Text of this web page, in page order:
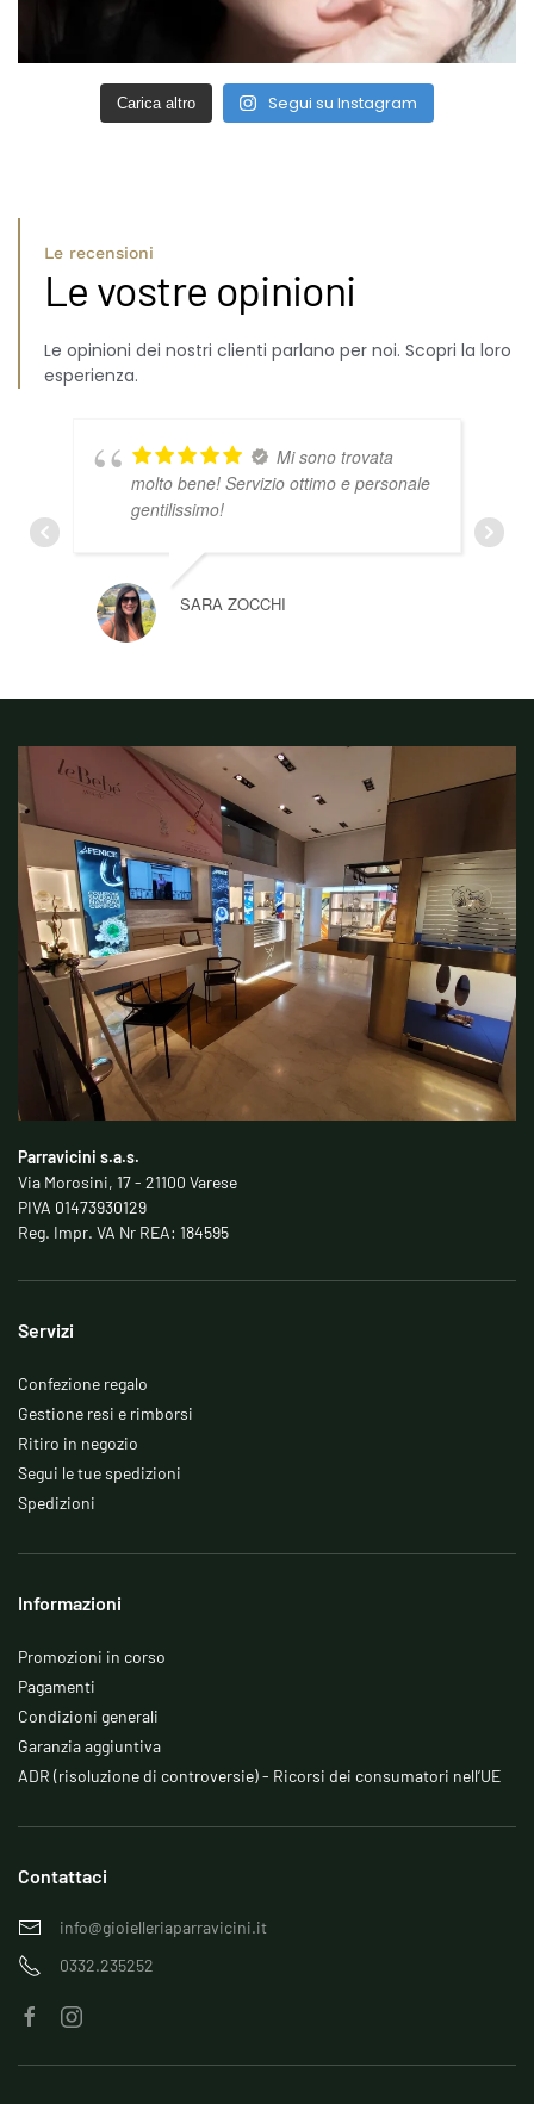
Carica altro Segui su Instagram
Le recensioni
Le vostre opinioni
Le opinioni dei nostri clienti parlano per noi. Scopri la loro
esperienza.
Mi sono trovata
molto bene! Servizio ottimo e personale
gentilissimo!
SARA ZOCCHI
Parravicini s.a.s.
Via Morosini, 17 - 21100 Varese
PIVA 01473930129
Reg. Impr. VA Nr REA: 184595
Servizi
Confezione regalo
Gestione resi e rimborsi
Ritiro in negozio
Segui le tue spedizioni
Spedizioni
Informazioni
Promozioni in corso
Pagamenti
Condizioni generali
Garanzia aggiuntiva
ADR (risoluzione di controversie) - Ricorsi dei consumatori nell’UE
Contattaci
info@gioielleriaparravicini.it
0332.235252